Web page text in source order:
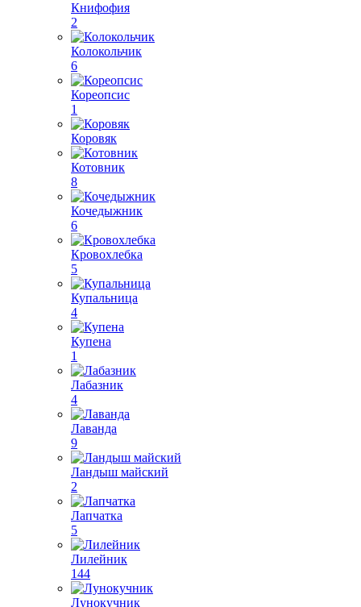
Книфофия
2
Колокольчик
6
Кореопсис
1
Коровяк
Котовник
8
Кочедыжник
6
Кровохлебка
5
Купальница
4
Купена
1
Лабазник
4
Лаванда
9
Ландыш майский
2
Лапчатка
5
Лилейник
144
Лунокучник